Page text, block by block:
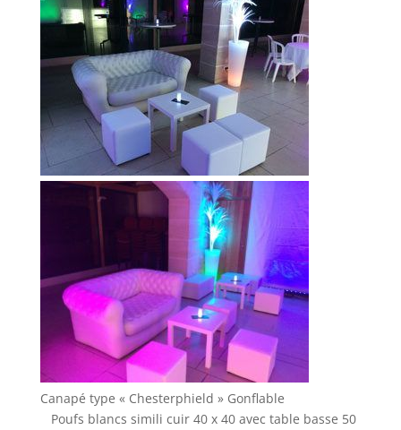
Canapé type « Chesterphield » Gonflable
Poufs blancs simili cuir 40 x 40 avec table basse 50